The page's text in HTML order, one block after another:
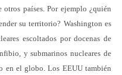
otros países. Por ejemplo ¿quién
su territorio? Washington es
escoltados por docenas de
y submarinos nucleares de
en el globo. Los EEUU también